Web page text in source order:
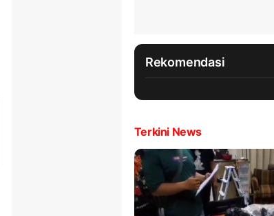
Rekomendasi
Terkini News